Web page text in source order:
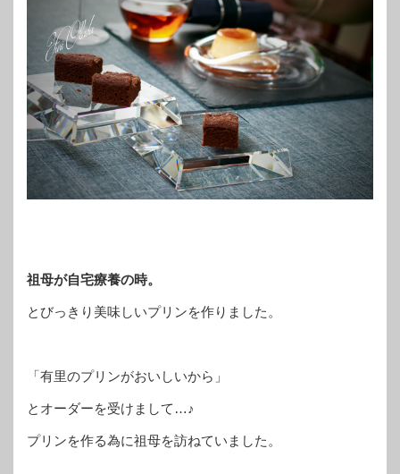
祖母が自宅療養の時。
とびっきり美味しいプリンを作りました。
「有里のプリンがおいしいから」
とオーダーを受けまして…♪
プリンを作る為に祖母を訪ねていました。